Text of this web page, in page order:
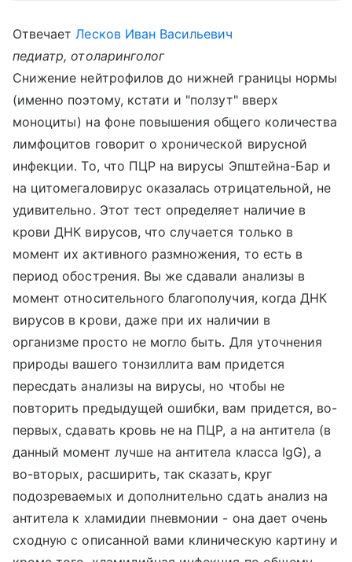
ОтвечаетЛесков Иван Васильевич
педиатр, отоларинголог
Снижение нейтрофилов до нижней границы нормы
(именно поэтому, кстати и "ползут" вверх
моноциты) на фоне повышения общего количества
лимфоцитов говорит о хронической вирусной
инфекции. То, что ПЦР на вирусы Эпштейна-Бар и
на цитомегаловирус оказалась отрицательной, не
удивительно. Этот тест определяет наличие в
крови ДНК вирусов, что случается только в
момент их активного размножения, то есть в
период обострения. Вы же сдавали анализы в
момент относительного благополучия, когда ДНК
вирусов в крови, даже при их наличии в
организме просто не могло быть. Для уточнения
природы вашего тонзиллита вам придется
пересдать анализы на вирусы, но чтобы не
повторить предыдущей ошибки, вам придется, во-
первых, сдавать кровь не на ПЦР, а на антитела (в
данный момент лучше на антитела класса IgG), а
во-вторых, расширить, так сказать, круг
подозреваемых и дополнительно сдать анализ на
антитела к хламидии пневмонии - она дает очень
сходную с описанной вами клиническую картину и